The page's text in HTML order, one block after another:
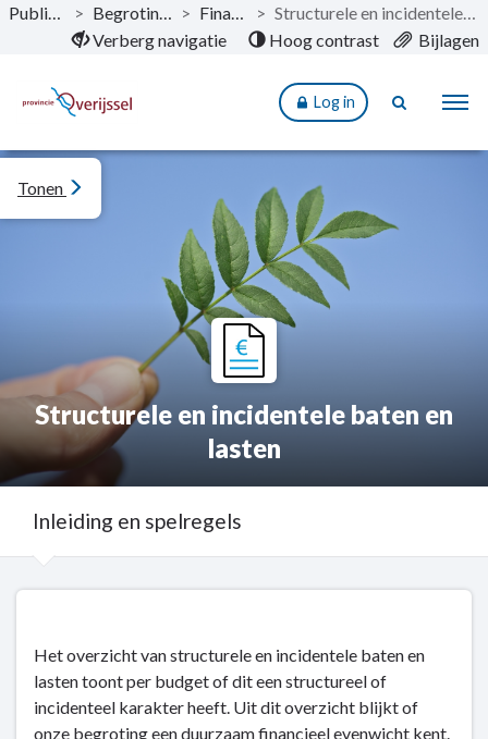
Naar hoofdinhoud
Publicaties > Begroting 2025 > Financiën >
Structurele en incidentele baten en lasten
Verberg navigatie
Hoog contrast Bijlagen
Log in
Structurele en incidentele baten en
lasten
Tonen
Inleiding en spelregels
navigatie
Structurele
Het overzicht van structurele en incidentele baten en
lasten toont per budget of dit een structureel of
incidenteel karakter heeft. Uit dit overzicht blijkt of
onze begroting een duurzaam financieel evenwicht kent.